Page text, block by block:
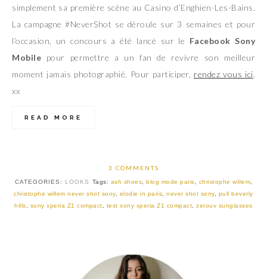
simplement sa première scène au Casino d’Enghien-Les-Bains.
La campagne #NeverShot se déroule sur 3 semaines et pour
l’occasion, un concours a été lancé sur le Facebook Sony
Mobile pour permettre a un fan de revivre son meilleur
moment jamais photographié. Pour participer, rendez vous ici.
xx
READ MORE
3 COMMENTS
CATEGORIES: LOOKS Tags: ash shoes blog mode paris christophe willem
christophe willem never shot sony, elodie in paris ,never shot sony, pull beverly
hills
sony xperia Z1 compact test sony xperia Z1 compact ,zerouv sunglasses